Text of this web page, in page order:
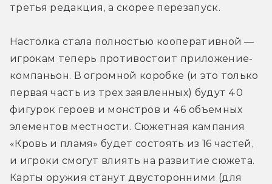
третья редакция, а скорее перезапуск.
Настолка стала полностью кооперативной —
игрокам теперь противостоит приложение-
компаньон. В огромной коробке (и это только
первая часть из трех заявленных) будут 40
фигурок героев и монстров и 46 объемных
элементов местности. Сюжетная кампания
«Кровь и пламя» будет состоять из 16 частей,
и игроки смогут влиять на развитие сюжета.
Карты оружия станут двусторонними (для